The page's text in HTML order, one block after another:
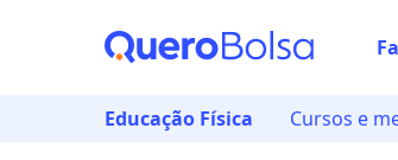
Educação Física Cursos e